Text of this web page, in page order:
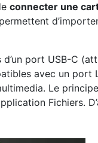
connecter une
port USB-C
avec un port
Le
Fichiers.